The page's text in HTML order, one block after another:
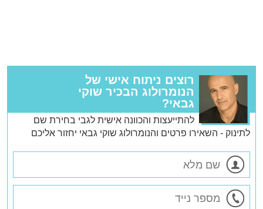
רוצים ניתוח אישי של
הנומרולוג הבכיר שוקי
גבאי?
להתייעצות והכוונה אישית לגבי בחירת שם
לתינוק - השאירו פרטים והנומרולוג שוקי גבאי יחזור אליכם